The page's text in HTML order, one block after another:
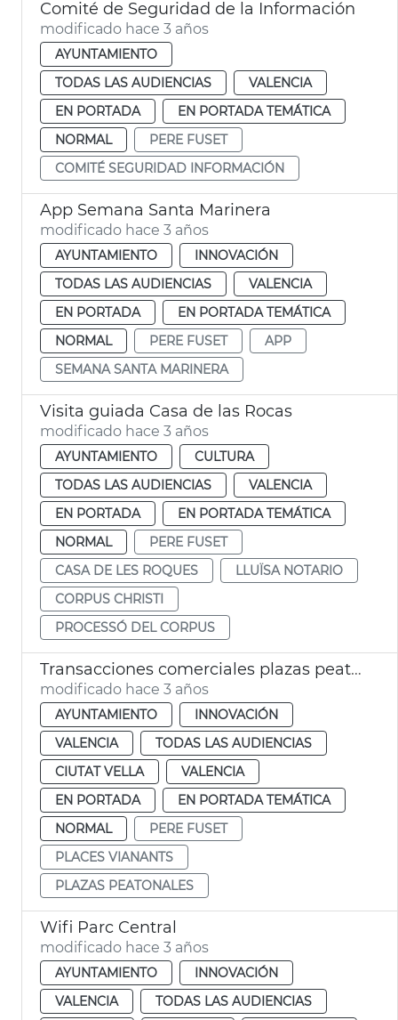
Comité de Seguridad de la Información
modificado hace 3 años
AYUNTAMIENTO
TODAS LAS AUDIENCIAS
VALENCIA
EN PORTADA
EN PORTADA TEMÁTICA
NORMAL
PERE FUSET
COMITÉ SEGURIDAD INFORMACIÓN
App Semana Santa Marinera
modificado hace 3 años
AYUNTAMIENTO
INNOVACIÓN
TODAS LAS AUDIENCIAS
VALENCIA
EN PORTADA
EN PORTADA TEMÁTICA
NORMAL
PERE FUSET
APP
SEMANA SANTA MARINERA
Visita guiada Casa de las Rocas
modificado hace 3 años
AYUNTAMIENTO
CULTURA
TODAS LAS AUDIENCIAS
VALENCIA
EN PORTADA
EN PORTADA TEMÁTICA
NORMAL
PERE FUSET
CASA DE LES ROQUES
LLUÏSA NOTARIO
CORPUS CHRISTI
PROCESSÓ DEL CORPUS
Transacciones comerciales plazas peatonales Ciutat Vella
modificado hace 3 años
AYUNTAMIENTO
INNOVACIÓN
VALENCIA
TODAS LAS AUDIENCIAS
CIUTAT VELLA
VALENCIA
EN PORTADA
EN PORTADA TEMÁTICA
NORMAL
PERE FUSET
PLACES VIANANTS
PLAZAS PEATONALES
Wifi Parc Central
modificado hace 3 años
AYUNTAMIENTO
INNOVACIÓN
VALENCIA
TODAS LAS AUDIENCIAS